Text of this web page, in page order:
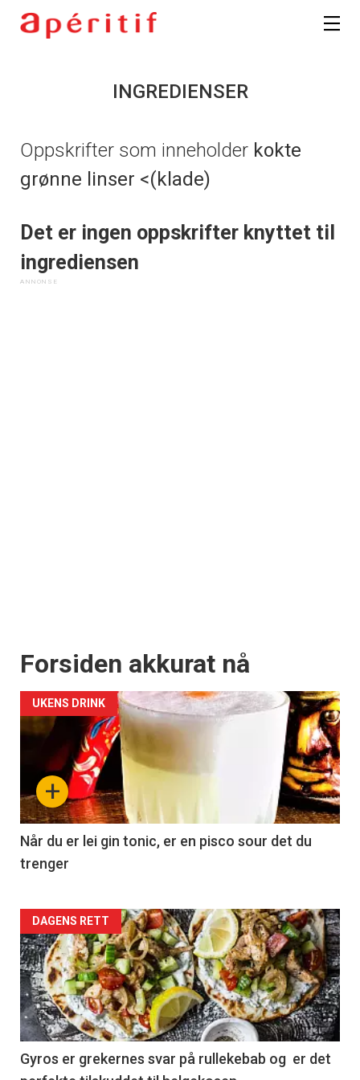
INGREDIENSER
Oppskrifter som inneholder kokte
grønne linser <(klade)
Det er ingen oppskrifter knyttet til
ingrediensen
Forsiden akkurat nå
+
UKENS DRINK
Når du er lei gin tonic, er en pisco sour det du
trenger
Forsiden
akkurat
nå
-
2
DAGENS RETT
Gyros er grekernes svar på rullekebab og er det